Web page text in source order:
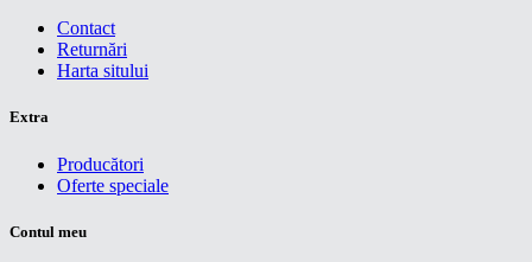
Contact
Returnări
Harta sitului
Extra
Producători
Oferte speciale
Contul meu